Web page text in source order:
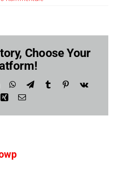
Choose Your
WhatsApp
TelegramTumblr Pinterest
Vk
XingE-